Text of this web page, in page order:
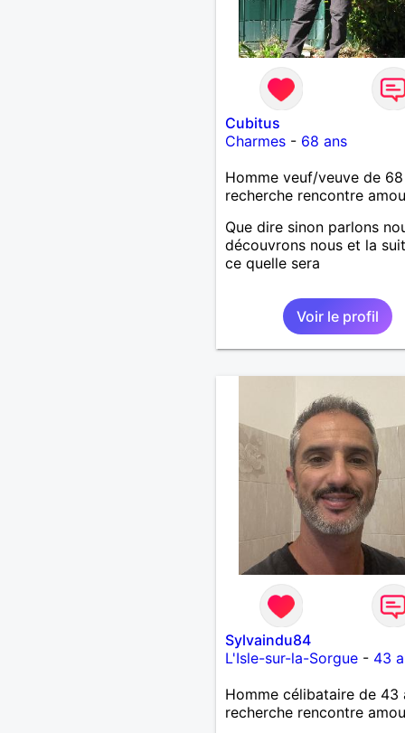
Cubitus
Charmes- 68 ans
Homme veuf/veuve de
recherche rencontre
Que dire sinon parlons
découvrons nous et la
ce quelle sera
Voir le profil
Sylvaindu84
L'Isle-sur-la-Sorgue- 43
Homme célibataire de 43
recherche rencontre